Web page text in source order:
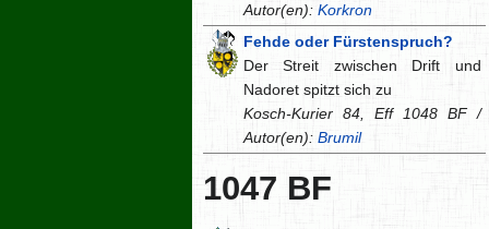
Autor(en): Korkron
Fehde oder Fürstenspruch?
Der Streit zwischen Drift und
Nadoret spitzt sich zu
Kosch-Kurier 84, Eff 1048 BF /
Autor(en): Brumil
1047 BF